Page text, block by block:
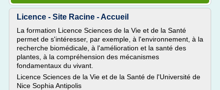
Licence - Site Racine - Accueil
La formation Licence Sciences de la Vie et de la Santé
permet de s'intéresser, par exemple, à l'environnement, à la
recherche biomédicale, à l'amélioration et la santé des
plantes, à la compréhension des mécanismes
fondamentaux du vivant.
Licence Sciences de la Vie et de la Santé de l'Université de
Nice Sophia Antipolis